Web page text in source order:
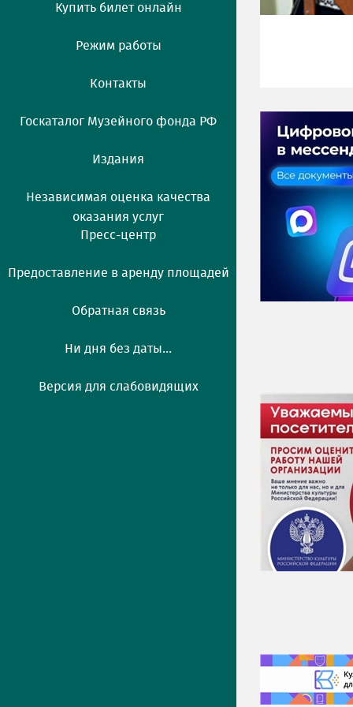
Купить билет онлайн
Режим работы
Контакты
Госкаталог Музейного фонда РФ
Издания
Независимая оценка качества
оказания услуг
Пресс-центр
Предоставление в аренду площадей
Обратная связь
Ни дня без даты...
Версия для слабовидящих